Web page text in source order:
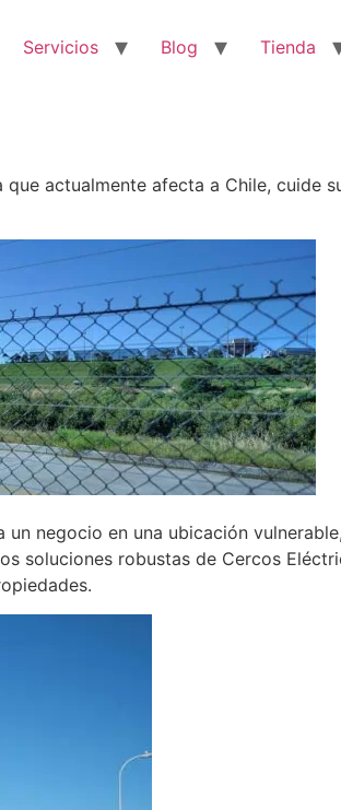
Servicios Blog Tienda
actualmente afecta a Chile, cuide
negocio en una ubicación
soluciones robustas de Cercos